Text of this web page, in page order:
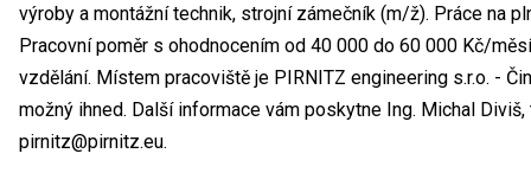
výroby a montážní technik, strojní zámečník (m/ž). Práce na
Pracovní poměr s ohodnocením od 40 000 do 60 000 Kč/
vzdělání. Místem pracoviště je PIRNITZ engineering s.r.o. -
možný ihned. Další informace vám poskytne Ing. Michal
pirnitz@pirnitz.eu.